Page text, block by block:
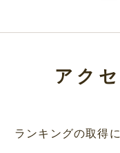
アク
ランキングの取得